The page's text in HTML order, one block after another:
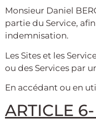
Monsieur Daniel
partie du Service,
indemnisation.
Les Sites et les
ou des Services par
En accédant ou en
ARTICLE